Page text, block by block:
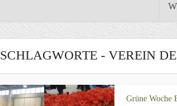
SCHLAGWORTE - VEREIN
Grüne Woche